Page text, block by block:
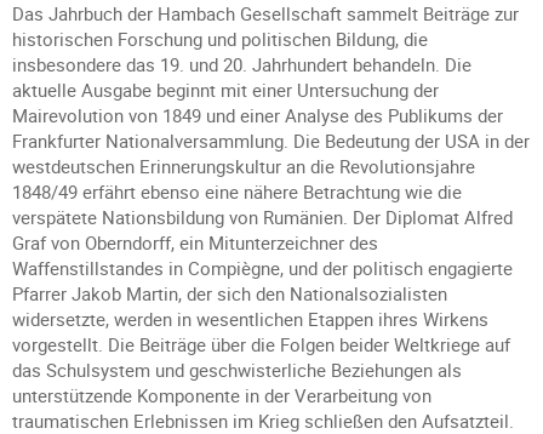
Das Jahrbuch der Hambach Gesellschaft sammelt Beiträge zur
historischen Forschung und politischen Bildung, die
insbesondere das 19. und 20. Jahrhundert behandeln. Die
aktuelle Ausgabe beginnt mit einer Untersuchung der
Mairevolution von 1849 und einer Analyse des Publikums der
Frankfurter Nationalversammlung. Die Bedeutung der USA in der
westdeutschen Erinnerungskultur an die Revolutionsjahre
1848/49 erfährt ebenso eine nähere Betrachtung wie die
verspätete Nationsbildung von Rumänien. Der Diplomat Alfred
Graf von Oberndorff, ein Mitunterzeichner des
Waffenstillstandes in Compiègne, und der politisch engagierte
Pfarrer Jakob Martin, der sich den Nationalsozialisten
widersetzte, werden in wesentlichen Etappen ihres Wirkens
vorgestellt. Die Beiträge über die Folgen beider Weltkriege auf
das Schulsystem und geschwisterliche Beziehungen als
unterstützende Komponente in der Verarbeitung von
traumatischen Erlebnissen im Krieg schließen den Aufsatzteil.